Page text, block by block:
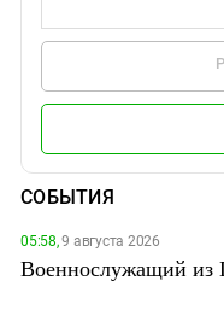
СОБЫТИЯ
05:58,9 августа 2026
Военнослужащий из